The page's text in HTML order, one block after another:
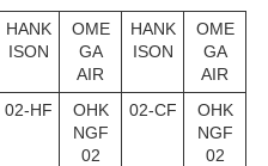
HANK
ISON
OME
GA
AIR
HANK
ISON
OME
GA
AIR
02-HF
OHK
NGF
02
02-CF
OHK
NGF
02